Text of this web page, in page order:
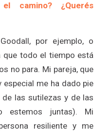
camino? ¿Querés
por ejemplo, o
todo el tiempo está
no para. Mi pareja, que
especial me ha dado pie
las sutilezas y de las
estemos juntas). Mi
resiliente y me